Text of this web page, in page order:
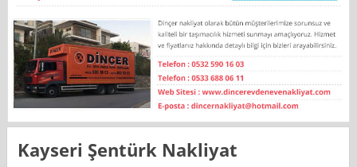
Kayseri Şentürk Nakliyat